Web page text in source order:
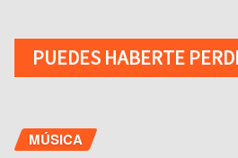
PUEDES HABERTE
MÚSICA